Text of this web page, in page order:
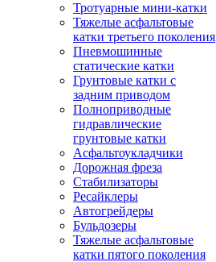
Тротуарные мини-катки
Тяжелые асфальтовые
катки третьего поколения
Пневмошинные
статические катки
Грунтовые катки с
задним приводом
Полноприводные
гидравлические
грунтовые катки
Асфальтоукладчики
Дорожная фреза
Стабилизаторы
Ресайклеры
Автогрейдеры
Бульдозеры
Тяжелые асфальтовые
катки пятого поколения